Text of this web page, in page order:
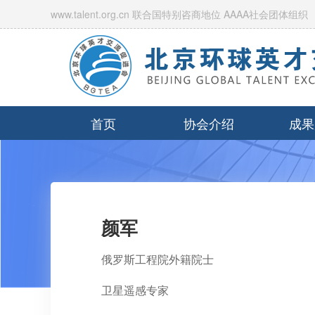
www.talent.org.cn 联合国特别咨商地位 AAAA社会团体组织
首页 协会介绍 成
颜军
俄罗斯工程院外籍院士
卫星遥感专家